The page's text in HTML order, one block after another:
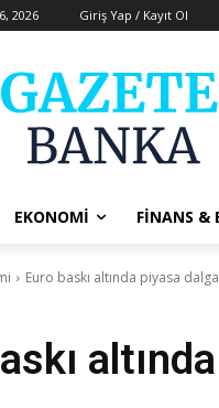
2026 Giriş Yap / Kayıt Ol
EKONOMI FINANS &
Euro baskı altında piyasa